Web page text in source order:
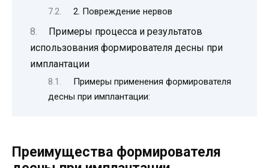
2. Повреждение нервов
Примеры процесса и результатов
использования формирователя десны при
имплантации
Примеры применения формирователя
десны при имплантации:
Преимущества формирователя